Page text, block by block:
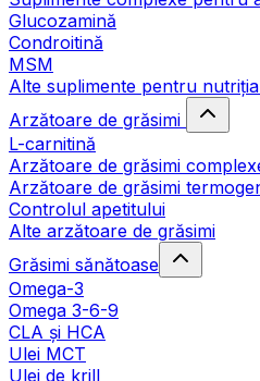
Glucozamină
Condroitină
MSM
Alte suplimente pentru
Arzătoare de grăsimi
L-carnitină
Arzătoare de grăsimi
Arzătoare de grăsimi
Controlul apetitului
Alte arzătoare de grăsimi
Grăsimi sănătoase
Omega-3
Omega 3-6-9
CLA şi HCA
Ulei MCT
Ulei de krill